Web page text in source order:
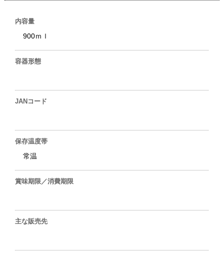
内容量
900ｍｌ
容器形態
JANコード
保存温度帯
常温
賞味期限／消費期限
主な販売先